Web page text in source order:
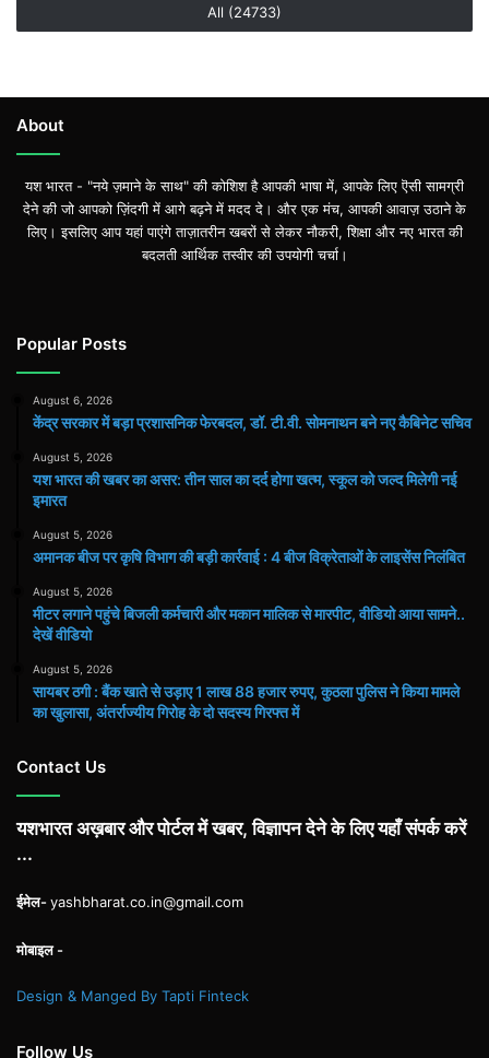
All (24733)
About
यश भारत - "नये ज़माने के साथ" की कोशिश है आपकी भाषा में, आपके लिए ऎसी सामग्री
देने की जो आपको ज़िंदगी में आगे बढ़ने में मदद दे। और एक मंच, आपकी आवाज़ उठाने के
लिए। इसलिए आप यहां पाएंगे ताज़ातरीन खबरों से लेकर नौकरी, शिक्षा और नए भारत की
बदलती आर्थिक तस्वीर की उपयोगी चर्चा।
Popular Posts
August 6, 2026
केंद्र सरकार में बड़ा प्रशासनिक फेरबदल, डॉ. टी.वी. सोमनाथन बने नए कैबिनेट सचिव
August 5, 2026
यश भारत की खबर का असर: तीन साल का दर्द होगा खत्म, स्कूल को जल्द मिलेगी नई
इमारत
August 5, 2026
अमानक बीज पर कृषि विभाग की बड़ी कार्रवाई : 4 बीज विक्रेताओं के लाइसेंस निलंबित
August 5, 2026
मीटर लगाने पहुंचे बिजली कर्मचारी और मकान मालिक से मारपीट, वीडियो आया सामने..
देखें वीडियो
August 5, 2026
सायबर ठगी : बैंक खाते से उड़ाए 1 लाख 88 हजार रुपए, कुठला पुलिस ने किया मामले
का खुलासा, अंतर्राज्यीय गिरोह के दो सदस्य गिरफ्त में
Contact Us
यशभारत अख़बार और पोर्टल में खबर, विज्ञापन देने के लिए यहाँ संपर्क करें
...
ईमेल-yashbharat.co.in@gmail.com
मोबाइल -
Design & Manged By Tapti Finteck
Follow Us